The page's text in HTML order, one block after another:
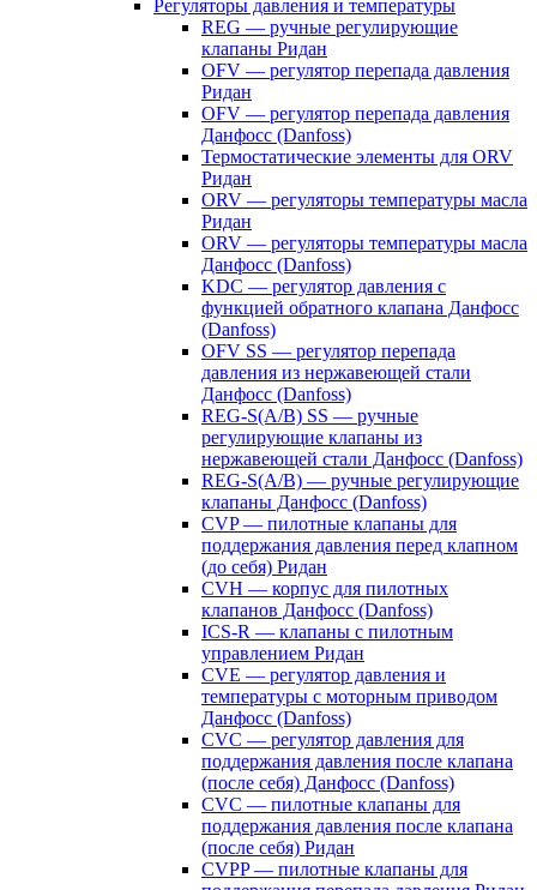
Регуляторы давления и температуры
REG — ручные регулирующие
клапаны Ридан
OFV — регулятор перепада давления
Ридан
OFV — регулятор перепада давления
Данфосс (Danfoss)
Термостатические элементы для ORV
Ридан
ORV — регуляторы температуры масла
Ридан
ORV — регуляторы температуры масла
Данфосс (Danfoss)
KDC — регулятор давления с
функцией обратного клапана Данфосс
(Danfoss)
OFV SS — регулятор перепада
давления из нержавеющей стали
Данфосс (Danfoss)
REG-S(A/B) SS — ручные
регулирующие клапаны из
нержавеющей стали Данфосс (Danfoss)
REG-S(A/B) — ручные регулирующие
клапаны Данфосс (Danfoss)
CVP — пилотные клапаны для
поддержания давления перед клапном
(до себя) Ридан
CVH — корпус для пилотных
клапанов Данфосс (Danfoss)
ICS-R — клапаны с пилотным
управлением Ридан
CVE — регулятор давления и
температуры с моторным приводом
Данфосс (Danfoss)
CVС — регулятор давления для
поддержания давления после клапана
(после себя) Данфосс (Danfoss)
CVС — пилотные клапаны для
поддержания давления после клапана
(после себя) Ридан
CVPP — пилотные клапаны для